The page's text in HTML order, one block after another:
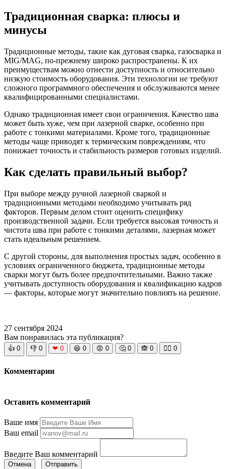
Традиционная сварка: плюсы и
минусы
Традиционные методы, такие как дуговая сварка, газосварка и
MIG/MAG, по-прежнему широко распространены. К их
преимуществам можно отнести доступность и относительно
низкую стоимость оборудования. Эти технологии не требуют
сложного программного обеспечения и обслуживаются менее
квалифицированными специалистами.
Однако традиционная имеет свои ограничения. Качество шва
может быть хуже, чем при лазерной сварке, особенно при
работе с тонкими материалами. Кроме того, традиционные
методы чаще приводят к термическим повреждениям, что
понижает точность и стабильность размеров готовых изделий.
Как сделать правильный выбор?
При выборе между ручной лазерной сваркой и
традиционными методами необходимо учитывать ряд
факторов. Первым делом стоит оценить специфику
производственной задачи. Если требуется высокая точность и
чистота шва при работе с тонкими деталями, лазерная может
стать идеальным решением.
С другой стороны, для выполнения простых задач, особенно в
условиях ограниченного бюджета, традиционные методы
сварки могут быть более предпочтительными. Важно также
учитывать доступность оборудования и квалификацию кадров
— факторы, которые могут значительно повлиять на решение.
27 сентября 2024
Вам понравилась эта публикация?
👍 0 👎 0 ❤ 0 😆 0 😡 0 🤔 0 🙈 0 🧘‍♀️ 0
Комментарии
Оставить комментарий
Ваше имя
Ваш email
Введите Ваш комментарий
Отмена Отправить